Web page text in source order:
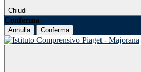
Chiudi
Conferma
Annulla Conferma